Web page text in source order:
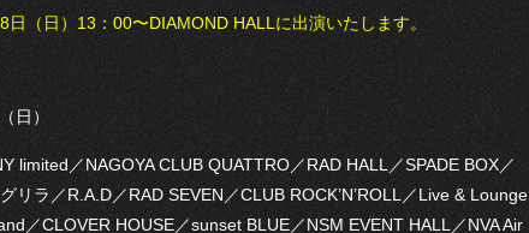
（日）13：00〜DIAMOND HALLに出演いたします。
日）
limited／NAGOYA CLUB QUATTRO／RAD HALL／SPADE BOX／
リラ／R.A.D／RAD SEVEN／CLUB ROCK’N’ROLL／Live & Lounge
／CLOVER HOUSE／sunset BLUE／NSM EVENT HALL／NVA Air